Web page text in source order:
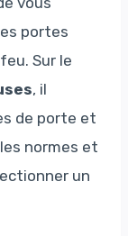
portes
Sur le
, il
de porte et
normes et
un